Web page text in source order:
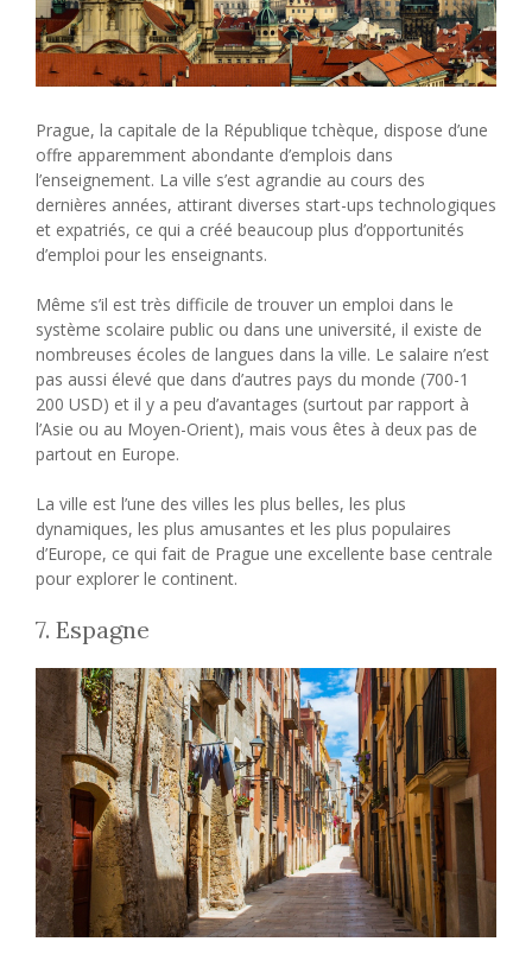
Prague, la capitale de la République tchèque, dispose d’une
offre apparemment abondante d’emplois dans
l’enseignement. La ville s’est agrandie au cours des
dernières années, attirant diverses start-ups technologiques
et expatriés, ce qui a créé beaucoup plus d’opportunités
d’emploi pour les enseignants.
Même s’il est très difficile de trouver un emploi dans le
système scolaire public ou dans une université, il existe de
nombreuses écoles de langues dans la ville. Le salaire n’est
pas aussi élevé que dans d’autres pays du monde (700-1
200 USD) et il y a peu d’avantages (surtout par rapport à
l’Asie ou au Moyen-Orient), mais vous êtes à deux pas de
partout en Europe.
La ville est l’une des villes les plus belles, les plus
dynamiques, les plus amusantes et les plus populaires
d’Europe, ce qui fait de Prague une excellente base centrale
pour explorer le continent.
7. Espagne